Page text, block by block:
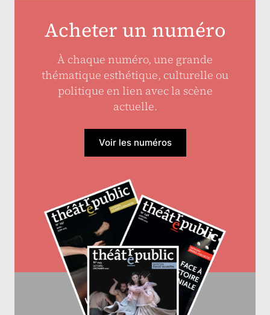
Acheter un numéro
À chaque numéro, une grande
thématique esthétique, culturelle ou
politique en lien avec la scène
actuelle.
Voir les numéros